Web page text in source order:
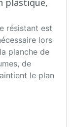
plastique,
résistant est
lors
planche de
de
le plan